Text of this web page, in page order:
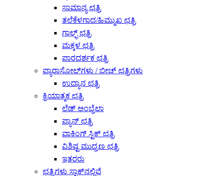
ಸಾಮಾನ್ಯ ಛತ್ರಿ
ತಲೆಕೆಳಗಾದ/ಹಿಮ್ಮುಖ ಛತ್ರಿ
ಗಾಲ್ಫ್ ಛತ್ರಿ
ಮಕ್ಕಳ ಛತ್ರಿ
ಪಾರದರ್ಶಕ ಛತ್ರಿ
ಪ್ಯಾರಾಸೋಲ್‌ಗಳು / ಬೀಚ್ ಛತ್ರಿಗಳು
ಉದ್ಯಾನ ಛತ್ರಿ
ಕ್ರಿಯಾತ್ಮಕ ಛತ್ರಿ
ಲೆಡ್ ಅಂಬ್ರೆಲಾ
ಫ್ಯಾನ್ ಛತ್ರಿ
ವಾಕಿಂಗ್ ಸ್ಟಿಕ್ ಛತ್ರಿ
ವಿಶಿಷ್ಟ ಮುದ್ರಣ ಛತ್ರಿ
ಇತರರು
ಛತ್ರಿಗಳು ಸ್ಟಾಕ್‌ನಲ್ಲಿವೆ